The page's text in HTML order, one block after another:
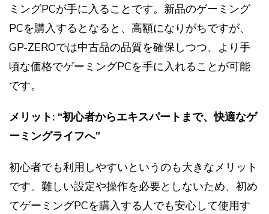
ミングPCが手に入ることです。新品のゲーミング
PCを購入するとなると、高額になりがちですが、
GP-ZEROでは中古品の品質を確保しつつ、より手
頃な価格でゲーミングPCを手に入れることが可能
です。
メリット: “初心者からエキスパートまで、快適なゲ
ーミングライフへ”
初心者でも利用しやすいというのも大きなメリット
です。難しい設定や操作を必要としないため、初め
てゲーミングPCを購入する人でも安心して使用す